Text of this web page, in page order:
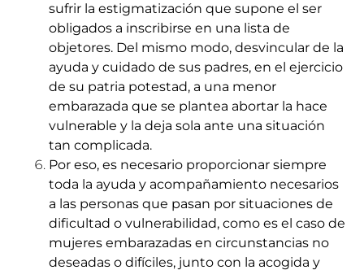
sufrir la estigmatización que supone el ser
obligados a inscribirse en una lista de
objetores. Del mismo modo, desvincular de la
ayuda y cuidado de sus padres, en el ejercicio
de su patria potestad, a una menor
embarazada que se plantea abortar la hace
vulnerable y la deja sola ante una situación
tan complicada.
Por eso, es necesario proporcionar siempre
toda la ayuda y acompañamiento necesarios
a las personas que pasan por situaciones de
dificultad o vulnerabilidad, como es el caso de
mujeres embarazadas en circunstancias no
deseadas o difíciles, junto con la acogida y